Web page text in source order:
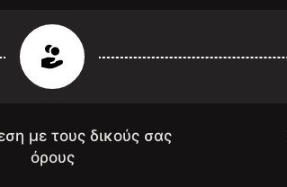
με τους δικούς σας
όρους